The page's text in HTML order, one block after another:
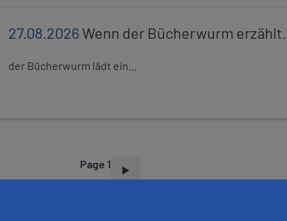
27.08.2026Wenn der Bücherwurm erzählt...
der Bücherwurm lädt ein...
Page 1